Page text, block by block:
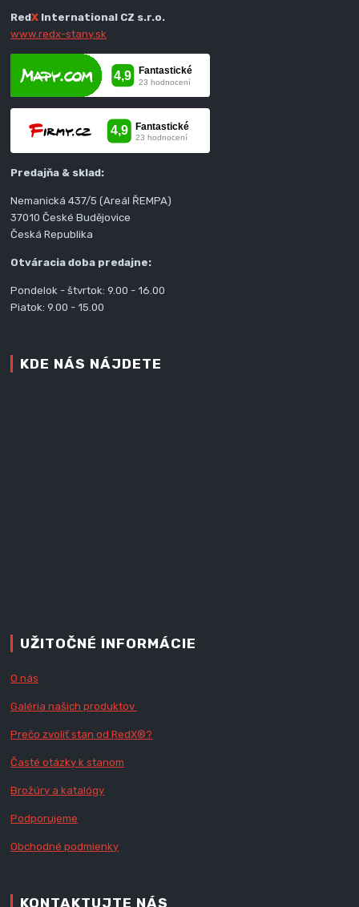
RedX International CZ s.r.o.
www.redx-stany.sk
Predajňa & sklad:
Nemanická 437/5 (Areál ŘEMPA)
37010 České Budějovice
Česká Republika
Otváracia doba predajne:
Pondelok - štvrtok: 9.00 - 16.00
Piatok: 9.00 - 15.00
KDE NÁS NÁJDETE
UŽITOČNÉ INFORMÁCIE
O nás
Galéria našich produktov
Prečo zvoliť stan od RedX®?
Časté otázky k stanom
Brožúry a katalógy
Podporujeme
Obchodné podmienky
KONTAKTUJTE NÁS